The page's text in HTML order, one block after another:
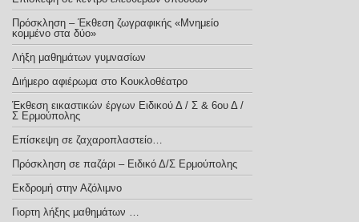
Πρόσκληση – Έκθεση ζωγραφικής «Μνημείο
κομμένο στα δύο»
Λήξη μαθημάτων γυμνασίων
Διήμερο αφιέρωμα στο Κουκλοθέατρο
Έκθεση εικαστικών έργων Ειδικού Δ / Σ & 6ου Δ /
Σ Ερμούπολης
Επίσκεψη σε ζαχαροπλαστείο…
Πρόσκληση σε παζάρι – Ειδικό Δ/Σ Ερμούπολης
Εκδρομή στην Αζόλιμνο
Γιορτη λήξης μαθημάτων …